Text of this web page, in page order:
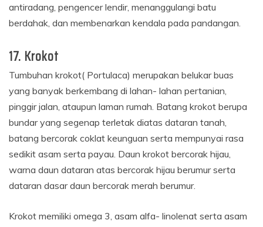
antiradang, pengencer lendir, menanggulangi batu
berdahak, dan membenarkan kendala pada pandangan.
17. Krokot
Tumbuhan krokot( Portulaca) merupakan belukar buas
yang banyak berkembang di lahan- lahan pertanian,
pinggir jalan, ataupun laman rumah. Batang krokot berupa
bundar yang segenap terletak diatas dataran tanah,
batang bercorak coklat keunguan serta mempunyai rasa
sedikit asam serta payau. Daun krokot bercorak hijau,
warna daun dataran atas bercorak hijau berumur serta
dataran dasar daun bercorak merah berumur.
Krokot memiliki omega 3, asam alfa- linolenat serta asam